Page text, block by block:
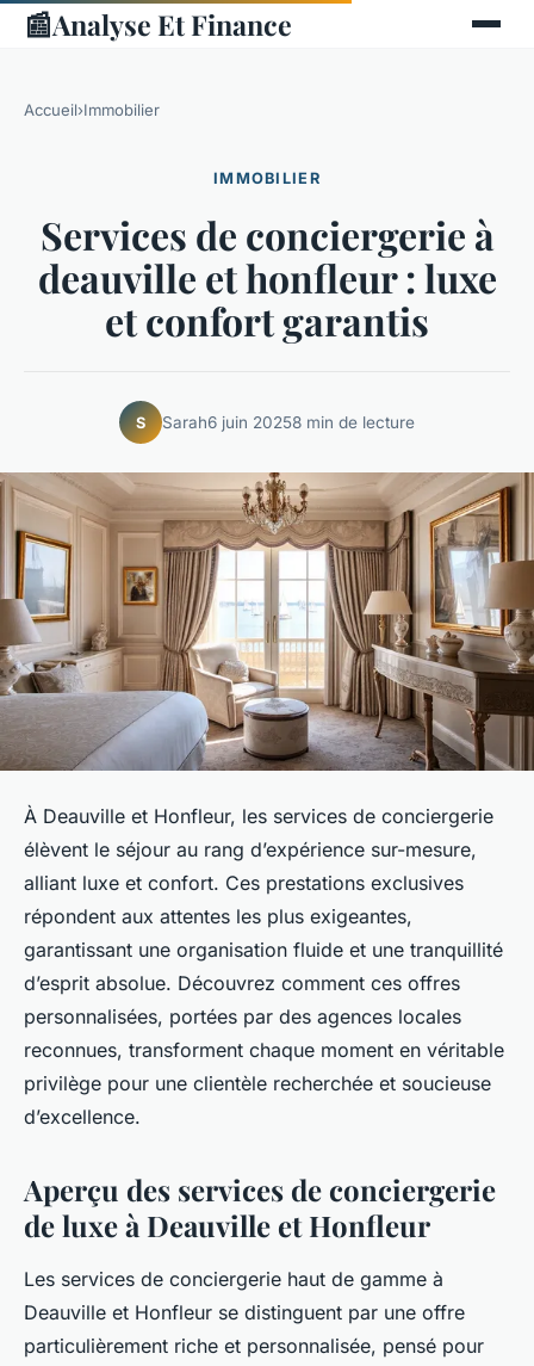
📰Analyse Et Finance
Accueil›Immobilier
IMMOBILIER
Services de conciergerie à
deauville et honfleur : luxe
et confort garantis
S Sarah6 juin 20258 min de lecture
À Deauville et Honfleur, les services de conciergerie
élèvent le séjour au rang d’expérience sur-mesure,
alliant luxe et confort. Ces prestations exclusives
répondent aux attentes les plus exigeantes,
garantissant une organisation fluide et une tranquillité
d’esprit absolue. Découvrez comment ces offres
personnalisées, portées par des agences locales
reconnues, transforment chaque moment en véritable
privilège pour une clientèle recherchée et soucieuse
d’excellence.
Aperçu des services de conciergerie
de luxe à Deauville et Honfleur
Les services de conciergerie haut de gamme à
Deauville et Honfleur se distinguent par une offre
particulièrement riche et personnalisée, pensé pour